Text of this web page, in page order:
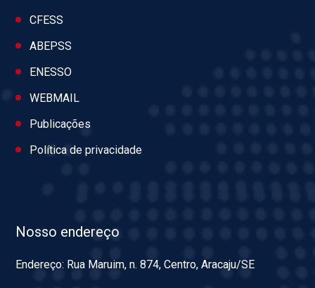
CFESS
ABEPSS
ENESSO
WEBMAIL
Publicações
Política de privacidade
Nosso endereço
Endereço: Rua Maruim, n. 874, Centro, Aracaju/SE